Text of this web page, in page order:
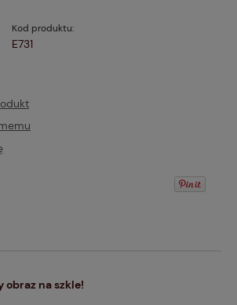
Kod produktu:
E731
obraz na szkle!